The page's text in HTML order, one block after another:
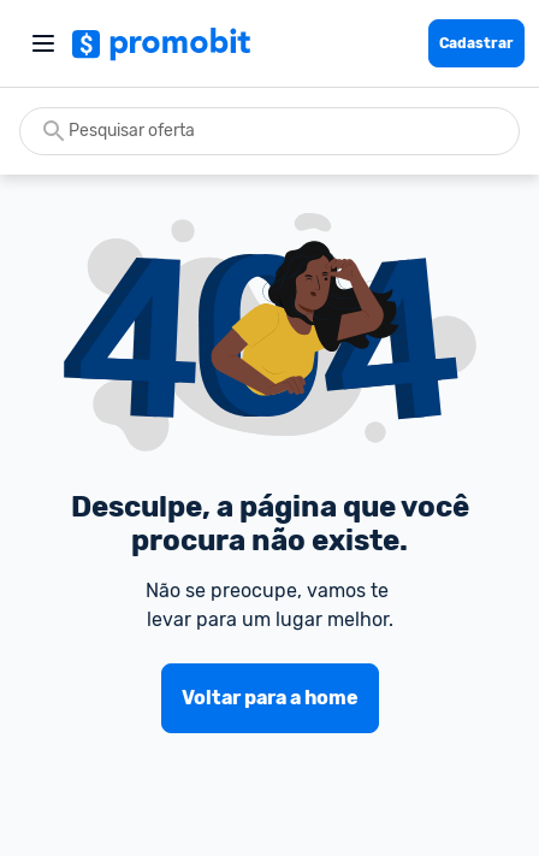
Cadastrar
Desculpe, a página que você
procura não existe.
Não se preocupe, vamos te
levar para um lugar melhor.
Voltar para a home